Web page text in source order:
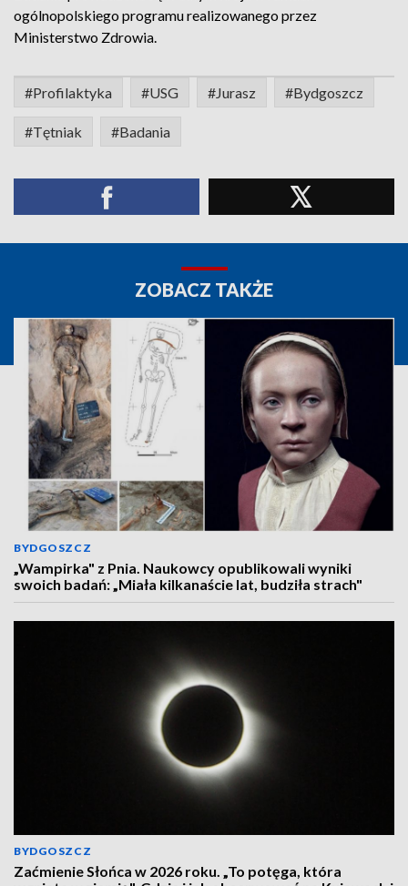
ogólnopolskiego programu realizowanego przez
Ministerstwo Zdrowia.
#Profilaktyka #USG #Jurasz #Bydgoszcz
#Tętniak #Badania
ZOBACZ TAKŻE
BYDGOSZCZ
„Wampirka" z Pnia. Naukowcy opublikowali wyniki
swoich badań: „Miała kilkanaście lat, budziła strach"
BYDGOSZCZ
Zaćmienie Słońca w 2026 roku. „To potęga, która